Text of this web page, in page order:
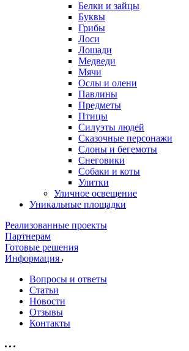
Белки и зайцы
Буквы
Грибы
Лоси
Лошади
Медведи
Мячи
Ослы и олени
Павлины
Предметы
Птицы
Силуэты людей
Сказочные персонажи
Слоны и бегемоты
Снеговики
Собаки и коты
Улитки
Уличное освещение
Уникальные площадки
Реализованные проекты
Партнерам
Готовые решения
Информация
Вопросы и ответы
Статьи
Новости
Отзывы
Контакты